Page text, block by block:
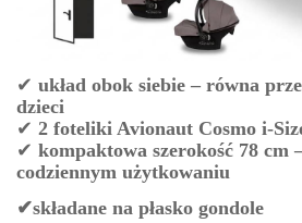
✔ układ obok siebie – równa
dzieci
✔ 2 foteliki Avionaut Cosmo i-
✔ kompaktowa szerokość 78 cm
codziennym użytkowaniu
✔składane na płasko gondole